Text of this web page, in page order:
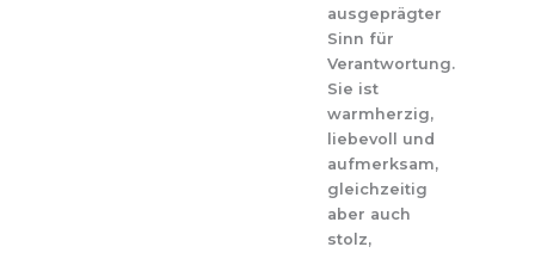
ausgeprägter
Sinn für
Verantwortung.
Sie ist
warmherzig,
liebevoll und
aufmerksam,
gleichzeitig
aber auch
stolz,